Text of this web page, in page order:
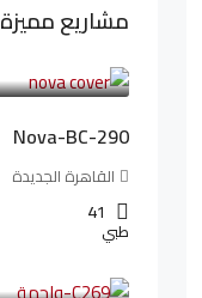
مشاريع مميزة
Nova-BC-290
القاهرة الجديدة
41
طبي